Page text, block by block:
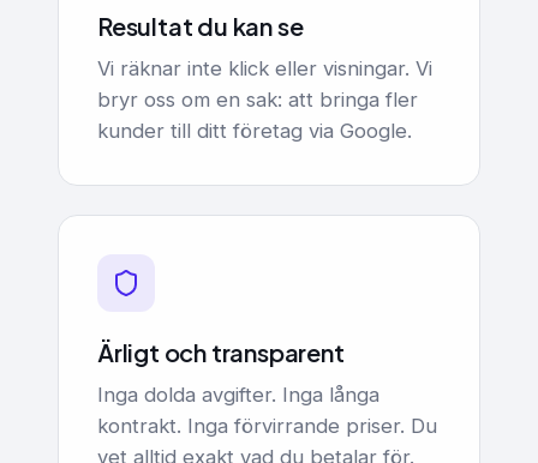
Resultat du kan se
Vi räknar inte klick eller visningar. Vi
bryr oss om en sak: att bringa fler
kunder till ditt företag via Google.
Ärligt och transparent
Inga dolda avgifter. Inga långa
kontrakt. Inga förvirrande priser. Du
vet alltid exakt vad du betalar för.